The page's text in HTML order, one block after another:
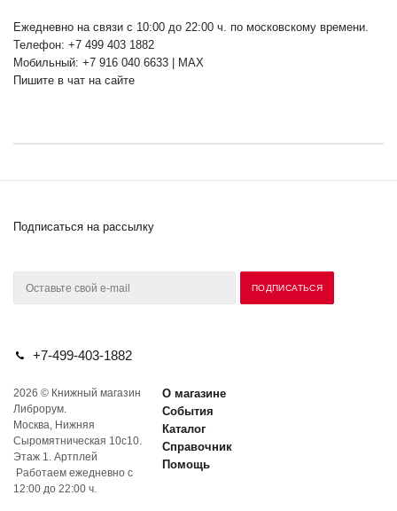
Ежедневно на связи с 10:00 до 22:00 ч. по московскому времени.
Телефон: +7 499 403 1882
Мобильный: +7 916 040 6633 | MAX
Пишите в чат на сайте
Подписаться на рассылку
+7-499-403-1882
2026 © Книжный магазин
Либрорум.
Москва, Нижняя
Сыромятническая 10с10.
Этаж 1. Артплей
Работаем ежедневно с
12:00 до 22:00 ч.
О магазине
События
Каталог
Справочник
Помощь